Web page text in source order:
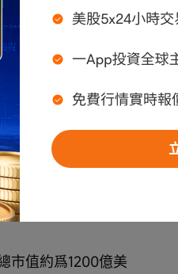
、 $美國銀行
減持了亞馬遜，持
。
Combs和Ted
理。
市值約爲1200億美